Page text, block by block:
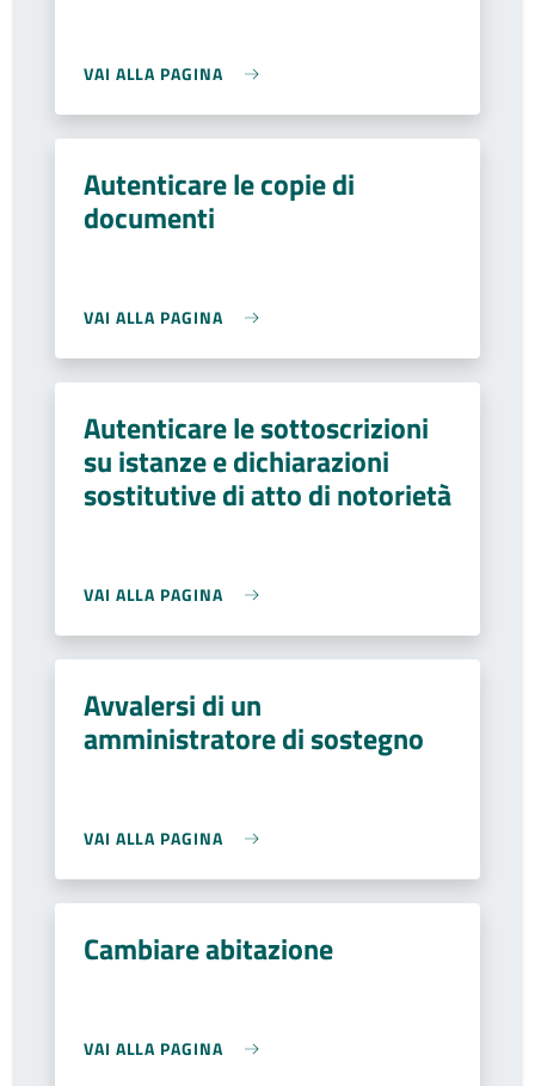
VAI ALLA PAGINA
Autenticare le copie di
documenti
VAI ALLA PAGINA
Autenticare le sottoscrizioni
su istanze e dichiarazioni
sostitutive di atto di notorietà
VAI ALLA PAGINA
Avvalersi di un
amministratore di sostegno
VAI ALLA PAGINA
Cambiare abitazione
VAI ALLA PAGINA